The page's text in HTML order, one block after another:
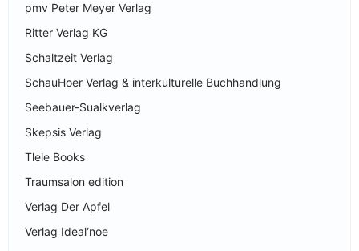
pmv Peter Meyer Verlag
Ritter Verlag KG
Schaltzeit Verlag
SchauHoer Verlag & interkulturelle Buchhandlung
Seebauer-Sualkverlag
Skepsis Verlag
Tlele Books
Traumsalon edition
Verlag Der Apfel
Verlag Ideal‘noe